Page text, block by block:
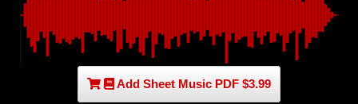
Add Sheet Music PDF $3.99